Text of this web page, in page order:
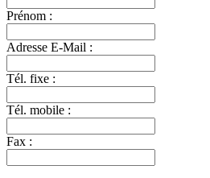
Prénom :
Adresse E-Mail :
Tél. fixe :
Tél. mobile :
Fax :